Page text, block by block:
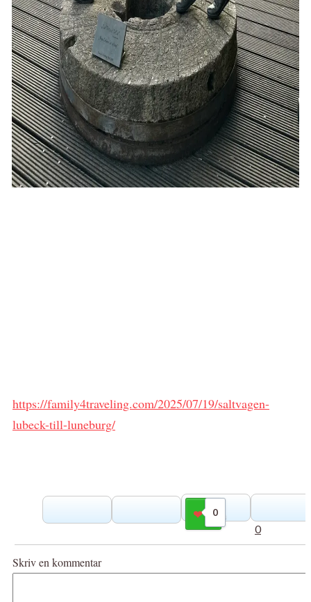
https://family4traveling.com/2025/07/19/saltvagen-
lubeck-till-luneburg/
0
Gilla
0
Skriv en kommentar